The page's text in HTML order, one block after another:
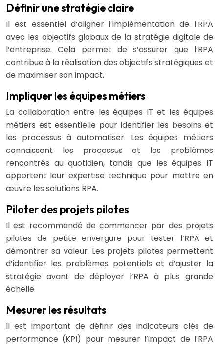
Définir une stratégie claire
Il est essentiel d’aligner l’implémentation de l’RPA
avec les objectifs globaux de la stratégie digitale de
l’entreprise. Cela permet de s’assurer que l’RPA
contribue à la réalisation des objectifs stratégiques et
de maximiser son impact.
Impliquer les équipes métiers
La collaboration entre les équipes IT et les équipes
métiers est essentielle pour identifier les besoins et
les processus à automatiser. Les équipes métiers
connaissent les processus et les problèmes
rencontrés au quotidien, tandis que les équipes IT
apportent leur expertise technique pour mettre en
œuvre les solutions RPA.
Piloter des projets pilotes
Il est recommandé de commencer par des projets
pilotes de petite envergure pour tester l’RPA et
démontrer sa valeur. Les projets pilotes permettent
d’identifier les problèmes potentiels et d’ajuster la
stratégie avant de déployer l’RPA à plus grande
échelle.
Mesurer les résultats
Il est important de définir des indicateurs clés de
performance (KPI) pour mesurer l’impact de l’RPA